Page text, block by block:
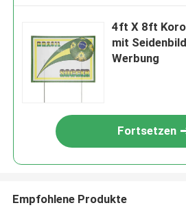
4ft X 8ft
mit
Werbung
Fortsetzen
Empfohlene Produkte